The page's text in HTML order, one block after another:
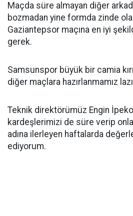
Maçda süre almayan diğer
bozmadan yine formda zinde
Gaziantepsor maçına en iyi
gerek.
Samsunspor büyük bir camia
diğer maçlara hazırlanmamız
Teknik direktörümüz Engin
kardeşlerimizi de süre verip
adına ilerleyen haftalarda
ediyorum.